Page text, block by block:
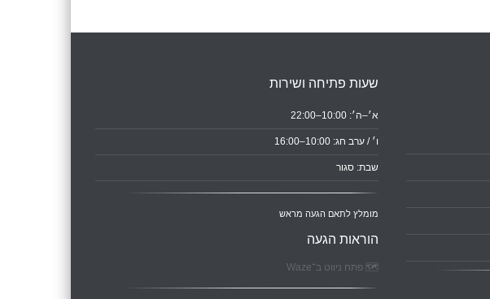
שעות פתיחה ושירות
א׳–ה׳: 10:00–22:00
ו׳ / ערב חג: 10:00–16:00
שבת: סגור
מומלץ לתאם הגעה מראש
הוראות הגעה
🗺️ פתח ניווט ב־Waze